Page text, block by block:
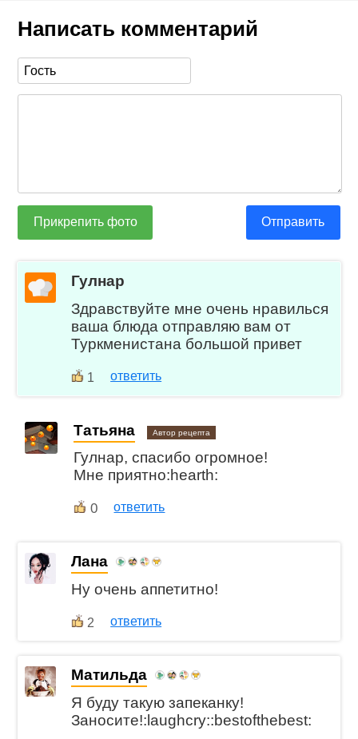
Написать комментарий
Прикрепить фото Отправить
Гулнар
Здравствуйте мне очень нравилься
ваша блюда отправляю вам от
Туркменистана большой привет
1 ответить
Татьяна Автор рецепта
Гулнар, спасибо огромное!
Мне приятно:hearth:
0 ответить
Лана
Ну очень аппетитно!
2 ответить
Матильда
Я буду такую запеканку!
Заносите!:laughcry::bestofthebest: